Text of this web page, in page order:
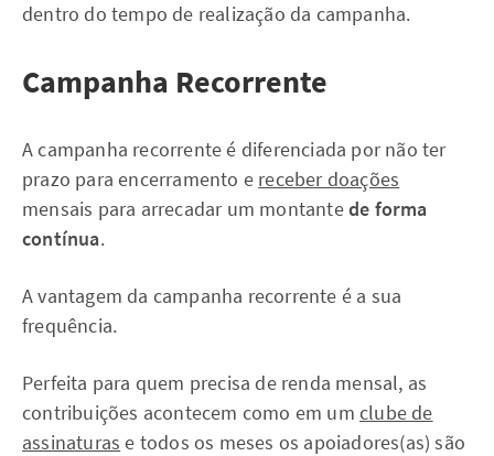
dentro do tempo de realização da campanha.
Campanha Recorrente
A campanha recorrente é diferenciada por não ter
prazo para encerramento e receber doações
mensais para arrecadar um montantede forma
contínua.
A vantagem da campanha recorrente é a sua
frequência.
Perfeita para quem precisa de renda mensal, as
contribuições acontecem como em um clube de
assinaturas e todos os meses os apoiadores(as) são